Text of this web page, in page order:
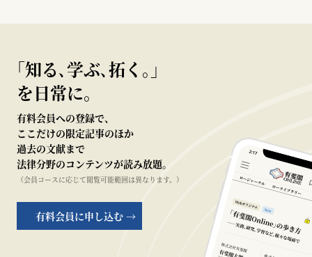
｢知る､学ぶ､拓く｡｣
を日常に。
有料会員への登録で、
ここだけの限定記事のほか
過去の文献まで
法律分野のコンテンツが読み放題。
（会員コースに応じて閲覧可能範囲は異なります。）
有料会員に申し込む →